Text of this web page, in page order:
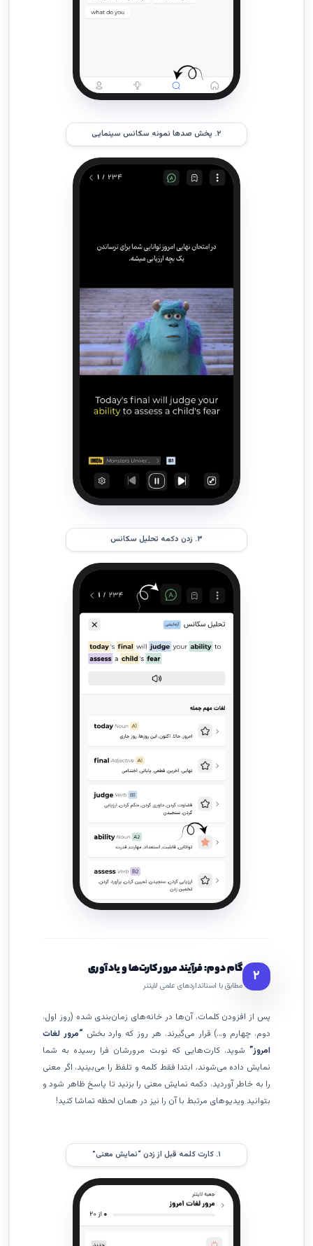
۲. پخش صدها نمونه سکانس سینمایی
۳. زدن دکمه تحلیل سکانس
۲ گام دوم: فرآیند مرور کارت‌ها و یادآوری
مطابق با استانداردهای علمی لایتنر
پس از افزودن کلمات، آن‌ها در خانه‌های زمان‌بندی شده (روز اول،
دوم، چهارم و…) قرار می‌گیرند. هر روز که وارد بخش “مرور لغات
امروز” شوید، کارت‌هایی که نوبت مرورشان فرا رسیده به شما
نمایش داده می‌شوند. ابتدا فقط کلمه و تلفظ را می‌بینید، اگر معنی
را به خاطر آوردید، دکمه نمایش معنی را بزنید تا پاسخ ظاهر شود و
بتوانید ویدیوهای مرتبط با آن را نیز در همان لحظه تماشا کنید!
۱. کارت کلمه قبل از زدن “نمایش معنی”